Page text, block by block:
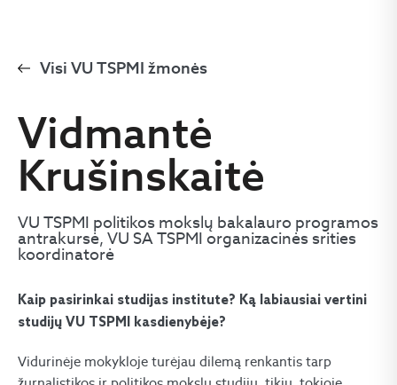
Visi VU TSPMI žmonės
Vidmantė
Krušinskaitė
VU TSPMI politikos mokslų bakalauro programos
antrakursė, VU SA TSPMI organizacinės srities
koordinatorė
Kaip pasirinkai studijas institute? Ką labiausiai vertini
studijų VU TSPMI kasdienybėje?
Vidurinėje mokykloje turėjau dilemą renkantis tarp